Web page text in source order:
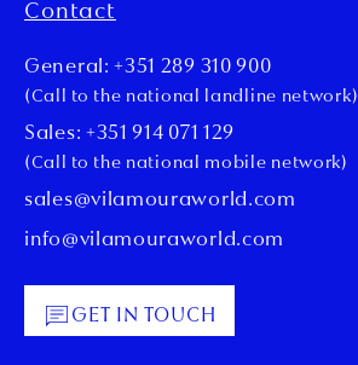
Contact
General: +351 289 310 900
(Call to the national landline network)
Sales: +351 914 071 129
(Call to the national mobile network)
sales@vilamouraworld.com
info@vilamouraworld.com
GET IN TOUCH